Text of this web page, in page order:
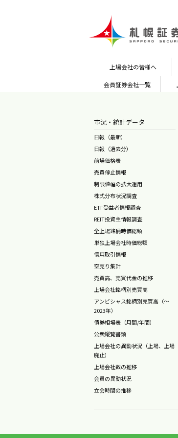
上場会社の皆様へ
会員証券会社一覧
市況・統計データ
日報（最新）
日報（過去分）
前場価格表
売買停止情報
制限値幅の拡大運用
株式分布状況調査
ETF受益者情報調査
REIT投資主情報調査
全上場銘柄時価総額
単独上場会社時価総額
信用取引情報
空売り集計
売買高、売買代金の推移
上場会社銘柄別売買高
アンビシャス銘柄別売買高（～
2023年）
債券相場表（月間/年間）
公衆縦覧書類
上場会社の異動状況（上場、上場
廃止）
上場会社数の推移
会員の異動状況
立会時間の推移